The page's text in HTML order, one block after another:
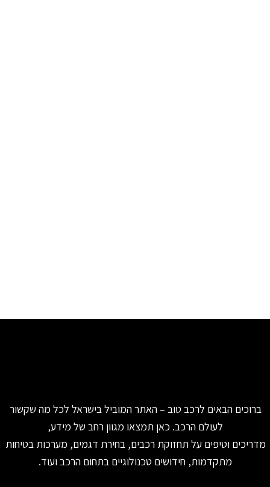
ברוכים הבאים לרכב טוב – האתר המוביל בישראל לכל מה שקשור
לעולם הרכב. כאן תמצאו מגוון רחב של מידע,
מדריכים וטיפים על תחזוקת רכבים, בחירת דגמים, מערכות בטיחות
מתקדמות, חידושים טכנולוגיים בתחום הרכב ועוד.